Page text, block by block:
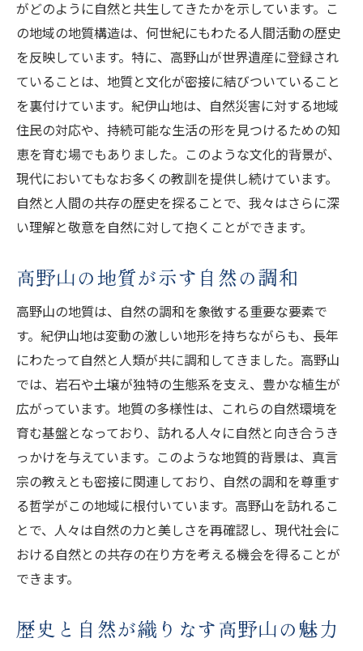
がどのように自然と共生してきたかを示しています。こ
の地域の地質構造は、何世紀にもわたる人間活動の歴史
を反映しています。特に、高野山が世界遺産に登録され
ていることは、地質と文化が密接に結びついていること
を裏付けています。紀伊山地は、自然災害に対する地域
住民の対応や、持続可能な生活の形を見つけるための知
恵を育む場でもありました。このような文化的背景が、
現代においてもなお多くの教訓を提供し続けています。
自然と人間の共存の歴史を探ることで、我々はさらに深
い理解と敬意を自然に対して抱くことができます。
高野山の地質が示す自然の調和
高野山の地質は、自然の調和を象徴する重要な要素で
す。紀伊山地は変動の激しい地形を持ちながらも、長年
にわたって自然と人類が共に調和してきました。高野山
では、岩石や土壌が独特の生態系を支え、豊かな植生が
広がっています。地質の多様性は、これらの自然環境を
育む基盤となっており、訪れる人々に自然と向き合うき
っかけを与えています。このような地質的背景は、真言
宗の教えとも密接に関連しており、自然の調和を尊重す
る哲学がこの地域に根付いています。高野山を訪れるこ
とで、人々は自然の力と美しさを再確認し、現代社会に
おける自然との共存の在り方を考える機会を得ることが
できます。
歴史と自然が織りなす高野山の魅力